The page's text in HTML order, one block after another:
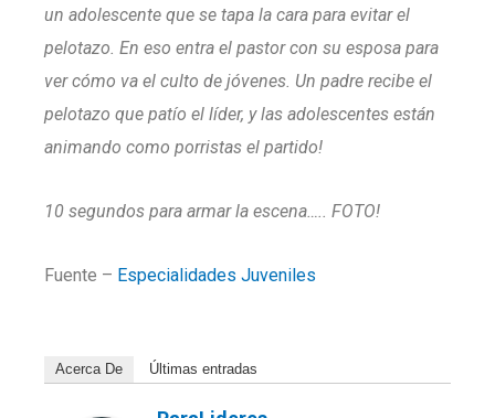
un adolescente que se tapa la cara para evitar el
pelotazo. En eso entra el pastor con su esposa para
ver cómo va el culto de jóvenes. Un padre recibe el
pelotazo que patío el líder, y las adolescentes están
animando como porristas el partido!
10 segundos para armar la escena….. FOTO!
Fuente – Especialidades Juveniles
Acerca De Últimas entradas